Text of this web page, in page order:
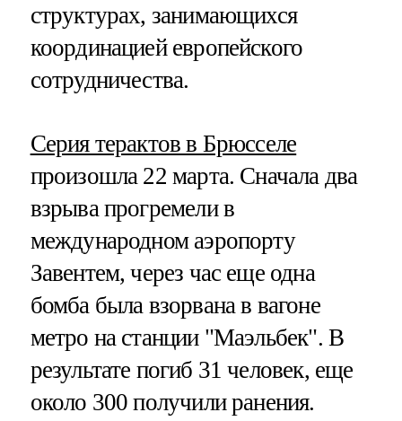
структурах, занимающихся
координацией европейского
сотрудничества.
Серия терактов в Брюсселе
произошла 22 марта. Сначала два
взрыва прогремели в
международном аэропорту
Завентем, через час еще одна
бомба была взорвана в вагоне
метро на станции "Маэльбек". В
результате погиб 31 человек, еще
около 300 получили ранения.